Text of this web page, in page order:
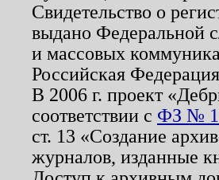
Свидетельство о
выдано Федеральной
и массовых
Российская
В 2006 г. проект
соответствии с ФЗ №
ст. 13 «Создание
журналов, изданные